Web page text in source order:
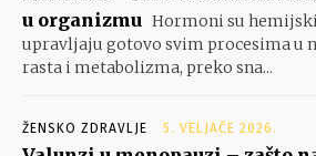
u organizmu Hormoni su
upravljaju gotovo svim procesima u
rasta i metabolizma, preko sna...
ŽENSKO ZDRAVLJE 5. VELJAČE 2026.